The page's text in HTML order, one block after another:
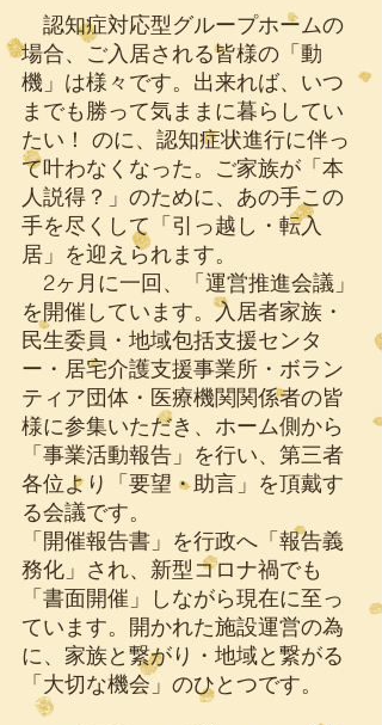
認知症対応型グループホームの
場合、ご入居される皆様の「動
機」は様々です。出来れば、いつ
までも勝って気ままに暮らしてい
たい！ のに、認知症状進行に伴っ
て叶わなくなった。ご家族が「本
人説得？」のために、あの手この
手を尽くして「引っ越し・転入
居」を迎えられます。
2ヶ月に一回、「運営推進会議」
を開催しています。入居者家族・
民生委員・地域包括支援センタ
ー・居宅介護支援事業所・ボラン
ティア団体・医療機関関係者の皆
様に参集いただき、ホーム側から
「事業活動報告」を行い、第三者
各位より「要望・助言」を頂戴す
る会議です。
「開催報告書」を行政へ「報告義
務化」され、新型コロナ禍でも
「書面開催」しながら現在に至っ
ています。開かれた施設運営の為
に、家族と繋がり・地域と繋がる
「大切な機会」のひとつです。